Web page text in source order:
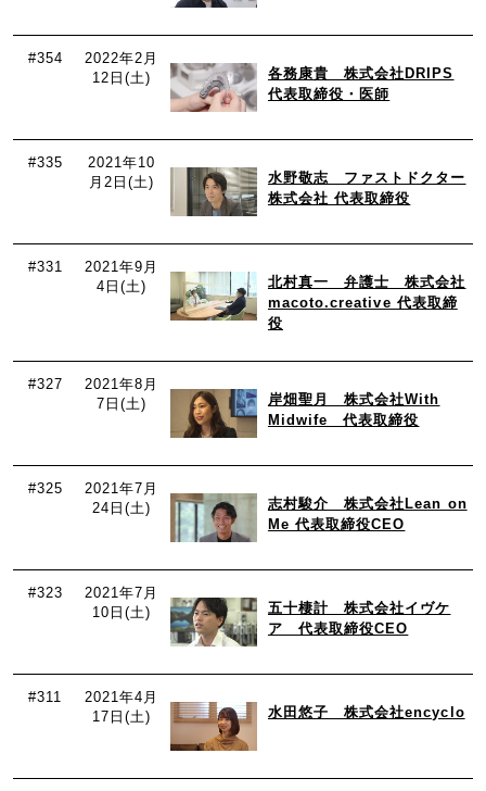
#354
2022年2月
12日(土)
各務康貴 株式会社DRIPS
代表取締役・医師
#335
2021年10
月2日(土)
水野敬志 ファストドクター
株式会社 代表取締役
#331
2021年9月
4日(土)
北村真一 弁護士 株式会社
macoto.creative 代表取締
役
#327
2021年8月
7日(土)
岸畑聖月 株式会社With
Midwife 代表取締役
#325
2021年7月
24日(土)
志村駿介 株式会社Lean on
Me 代表取締役CEO
#323
2021年7月
10日(土)
五十棲計 株式会社イヴケ
ア 代表取締役CEO
#311
2021年4月
17日(土)
水田悠子 株式会社encyclo